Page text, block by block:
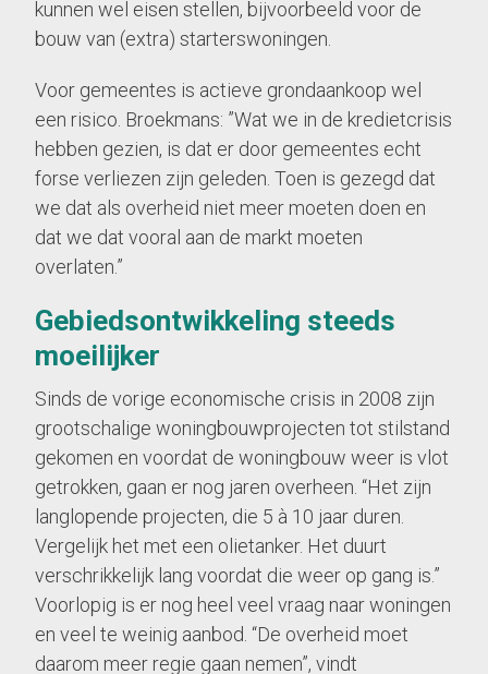
kunnen wel eisen stellen, bijvoorbeeld voor de
bouw van (extra) starterswoningen.
Voor gemeentes is actieve grondaankoop wel
een risico. Broekmans: ”Wat we in de kredietcrisis
hebben gezien, is dat er door gemeentes echt
forse verliezen zijn geleden. Toen is gezegd dat
we dat als overheid niet meer moeten doen en
dat we dat vooral aan de markt moeten
overlaten.”
Gebiedsontwikkeling steeds
moeilijker
Sinds de vorige economische crisis in 2008 zijn
grootschalige woningbouwprojecten tot stilstand
gekomen en voordat de woningbouw weer is vlot
getrokken, gaan er nog jaren overheen. “Het zijn
langlopende projecten, die 5 à 10 jaar duren.
Vergelijk het met een olietanker. Het duurt
verschrikkelijk lang voordat die weer op gang is.”
Voorlopig is er nog heel veel vraag naar woningen
en veel te weinig aanbod. “De overheid moet
daarom meer regie gaan nemen”, vindt